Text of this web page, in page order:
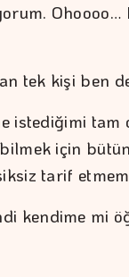
tek kişi ben
istediğimi tam
için
tarif
kendime mi